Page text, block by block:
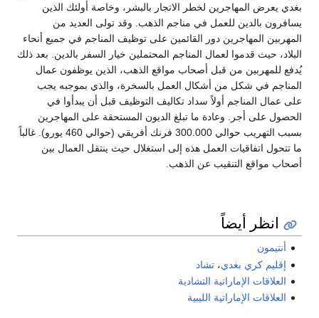
بغدي يعرض المهاجرين لخطر الاتجار بالبشر، وخاصة أولئك الذين
يسافرون بالدين للعمل في مناجم الذهب. وقد تولى العديد من
المهربين المهاجرين دور القائمين على توظيف المناجم في جميع أنحاء
البلاد، حيث قدموا لعمال المناجم المحتملين خيار السفر بالدين. بعد ذلك
يُدفع للمهربين من قبل أصحاب مواقع الذهب، الذين يوظفون عمال
المناجم في شكل من أشكال العمل بالسخرة، والذي بموجبه يجب
على عمال المناجم أولاً سداد تكاليف التوظيف قبل أن يبدأوا في
الحصول على أجر. وعادة ما تبلغ الديون المستحقة على المهاجرين
بسبب التهريب حوالي 300.000 فرنك أفريقي (حوالي 460 يورو). غالباً
ما تتحول اتفاقيات العمل هذه إلى استغلال حيث ينتقل العمال بين
أصحاب مواقع التنقيب عن الذهب.
انظر أيضاً
أنتيمون
إقليم كري بغدي،تشاد
العلاقات الإماراتية التشادية
العلاقات الإماراتية الليبية